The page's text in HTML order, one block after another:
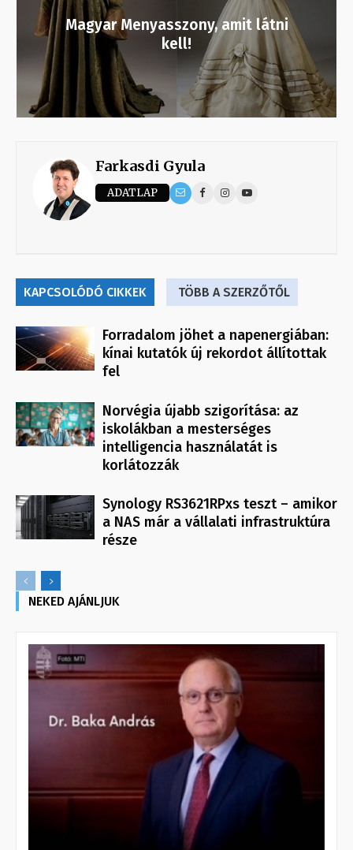
Magyar Menyasszony, amit látni
kell!
Farkasdi Gyula
ADATLAP
KAPCSOLÓDÓ CIKKEK TÖBB A SZERZŐTŐL
Forradalom jöhet a napenergiában:
kínai kutatók új rekordot állítottak
fel
Norvégia újabb szigorítása: az
iskolákban a mesterséges
intelligencia használatát is
korlátozzák
Synology RS3621RPxs teszt – amikor
a NAS már a vállalati infrastruktúra
része
NEKED AJÁNLJUK